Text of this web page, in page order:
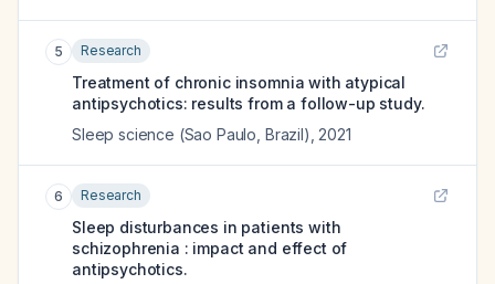
5 Research
Treatment of chronic insomnia with atypical
antipsychotics: results from a follow-up study.
Sleep science (Sao Paulo, Brazil) 2021
6 Research
Sleep disturbances in patients with
schizophrenia : impact and effect of
antipsychotics.